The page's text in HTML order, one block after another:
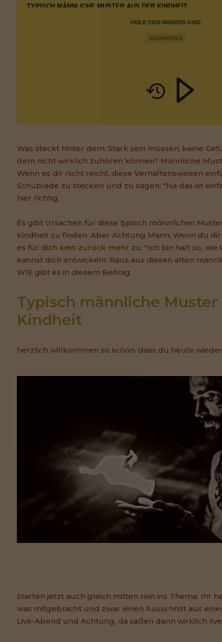
HEILE DEIN INNERES KIND
ABONNIEREN
TYPISCH MÄNNLICHE MUSTER AUS DER KINDHEIT
Was steckt hinter dem: Stark sein müssen, keine
dem nicht wirklich zuhören können? Männliche
Wenn es dir nicht reicht, diese Verhaltensweisen
Schublade zu stecken und zu sagen: "Na das ist
hier richtig.
Es gibt Ursachen für diese typisch männlichen
Kindheit zu finden. Aber Achtung Mann: Wenn du
es für dich kein zurück mehr zu: "Ich bin halt so, wie
kannst dich entwickeln. Raus aus diesen alten
WIE gibt es in diesem Beitrag.
Typisch männliche Muster
Kindheit
herzlich willkommen so schön, dass du heute
Starten jetzt auch gleich mitten rein ins Thema. Ihr
was mitgebracht und zwar einen Ausschnitt aus
Live-Abend und Achtung, da saßen dann wirklich